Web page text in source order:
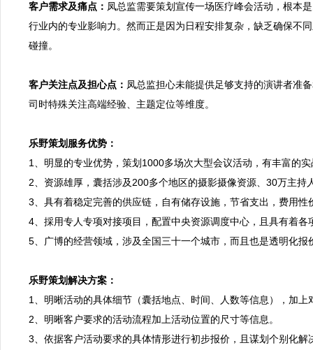
客户需求及痛点： 凤总监需要策划宣传一场医疗峰会活动，根本
行业内的专业影响力。然而正是因为日程安排复杂，缺乏确保不
碰撞。
客户关注点及担心点： 凤总监担心未能提供足够支持的演讲者准
司时特殊关注高端经验、主题定位等维度。
乐野策划服务优势：
1、明显的专业优势，策划1000多场次大型会议活动，有丰富的
2、资源雄厚，囊括涉及200多个地区的摄影摄像资源、30万主
3、具有着稳定完善的供应链，自有储存设施，节省支出，费用性
4、採用专人专项对接项目，配置中央资源调度中心，且具有着
5、广博的经营领域，涉及全国三十一个城市，而且也是透明化报
乐野策划解决方案：
1、明晰活动的具体细节（囊括地点、时间、人数等信息），加上
2、明晰客户要求的活动流程加上活动位置的尺寸等信息。
3、依据客户活动要求的具体情形进行初步报价，且谋划个别化解